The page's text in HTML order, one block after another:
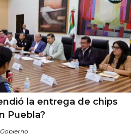
la entrega de chips
Puebla?